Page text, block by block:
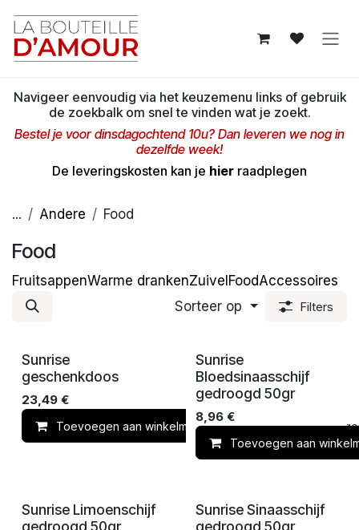
Navigeer eenvoudig via het keuzemenu links of gebruik
de zoekbalk om snel te vinden wat je zoekt.
Bestel je voor dinsdagochtend 10u? Dan leveren we nog in
dezelfde week!
De leveringskosten kan je hier raadplegen
... Andere Food
Food
FruitsappenWarme drankenZuivel FoodAccessoires
Sorteer op
Filters
Sunrise
geschenkdoos
23,49 €
Toevoegen aan winkelmandje
Sunrise
Bloedsinaasschijf
gedroogd 50gr
8,96€
Toevoegen aan
Sunrise Limoenschijf
gedroogd 50gr
Sunrise Sinaasschijf
gedroogd 50gr